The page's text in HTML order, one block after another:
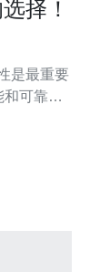
择！
是最重要
可靠性